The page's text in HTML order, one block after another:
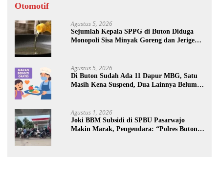
Otomotif
Agustus 5, 2026
Sejumlah Kepala SPPG di Buton Diduga
Monopoli Sisa Minyak Goreng dan Jerigen
Agustus 5, 2026
Di Buton Sudah Ada 11 Dapur MBG, Satu
Masih Kena Suspend, Dua Lainnya Belum
Agustus 1, 2026
Joki BBM Subsidi di SPBU Pasarwajo
Makin Marak, Pengendara: “Polres Buton